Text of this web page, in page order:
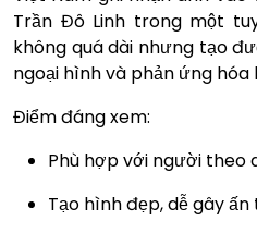
Trần Đô Linh trong một
không quá dài nhưng tạo
ngoại hình và phản ứng hóa
Điểm đáng xem:
Phù hợp với người theo
Tạo hình đẹp, dễ gây